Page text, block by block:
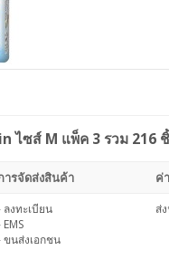
ไซส์ M แพ็ค 3 รวม 216
ารจัดส่งสินค้า ค่
ลงทะเบียน
EMS
ขนส่งเอกชน
ส่